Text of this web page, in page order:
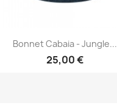
Aperçu rapide
Bonnet Cabaia - Jungle...
25,00 €